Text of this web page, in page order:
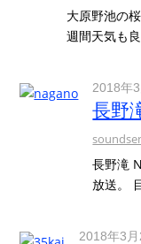
大原野池の
週間天気も
2018年
長野
長野滝
放送。
2018年3月